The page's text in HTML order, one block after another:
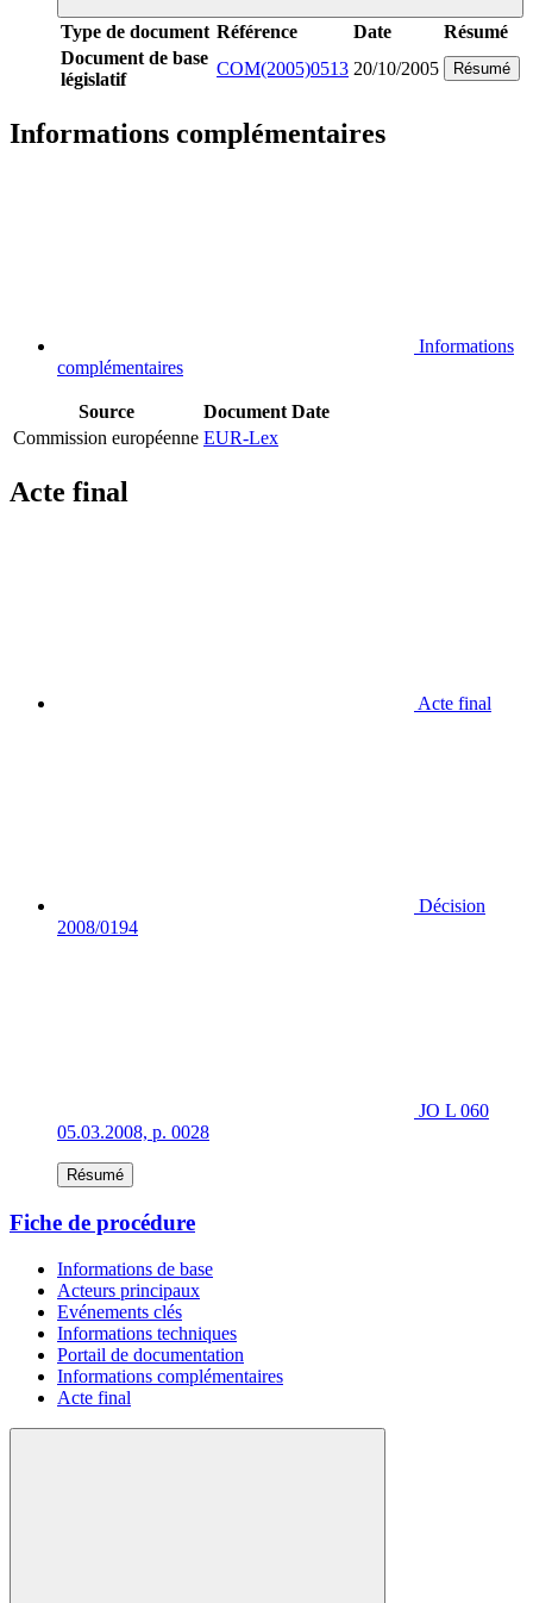
Type de document Référence Date
Résumé
Document de base
législatif
COM(2005)0513 20/10/2005 Résumé
Informations complémentaires
Informations
complémentaires
Source Document Date
Commission européenne EUR-Lex
Acte final
Acte final
Décision
2008/0194
JO L 060
05.03.2008, p. 0028
Résumé
Fiche de procédure
Informations de base
Acteurs principaux
Evénements clés
Informations techniques
Portail de documentation
Informations complémentaires
Acte final